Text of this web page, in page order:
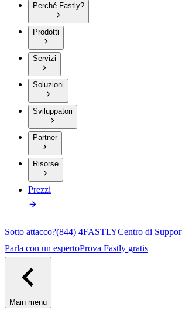
Perché Fastly?
Prodotti
Servizi
Soluzioni
Sviluppatori
Partner
Risorse
Prezzi
Sotto attacco?(844) 4FASTLYCentro di
Parla con un espertoProva Fastly gratis
Main menu